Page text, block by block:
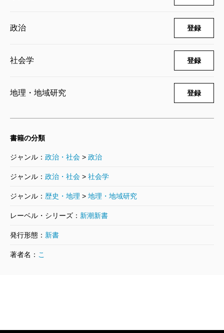
政治 登録
社会学 登録
地理・地域研究 登録
書籍の分類
ジャンル： 政治・社会 > 政治
ジャンル： 政治・社会 > 社会学
ジャンル： 歴史・地理 > 地理・地域研究
レーベル・シリーズ： 新潮新書
発行形態： 新書
著者名： こ